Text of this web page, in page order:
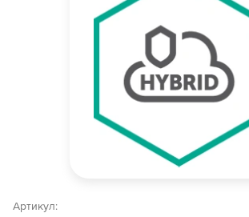
Артикул: